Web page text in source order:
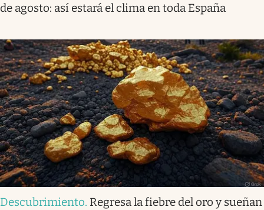
de agosto: así estará el clima en toda España
Descubrimiento. Regresa la fiebre del oro y sueñan